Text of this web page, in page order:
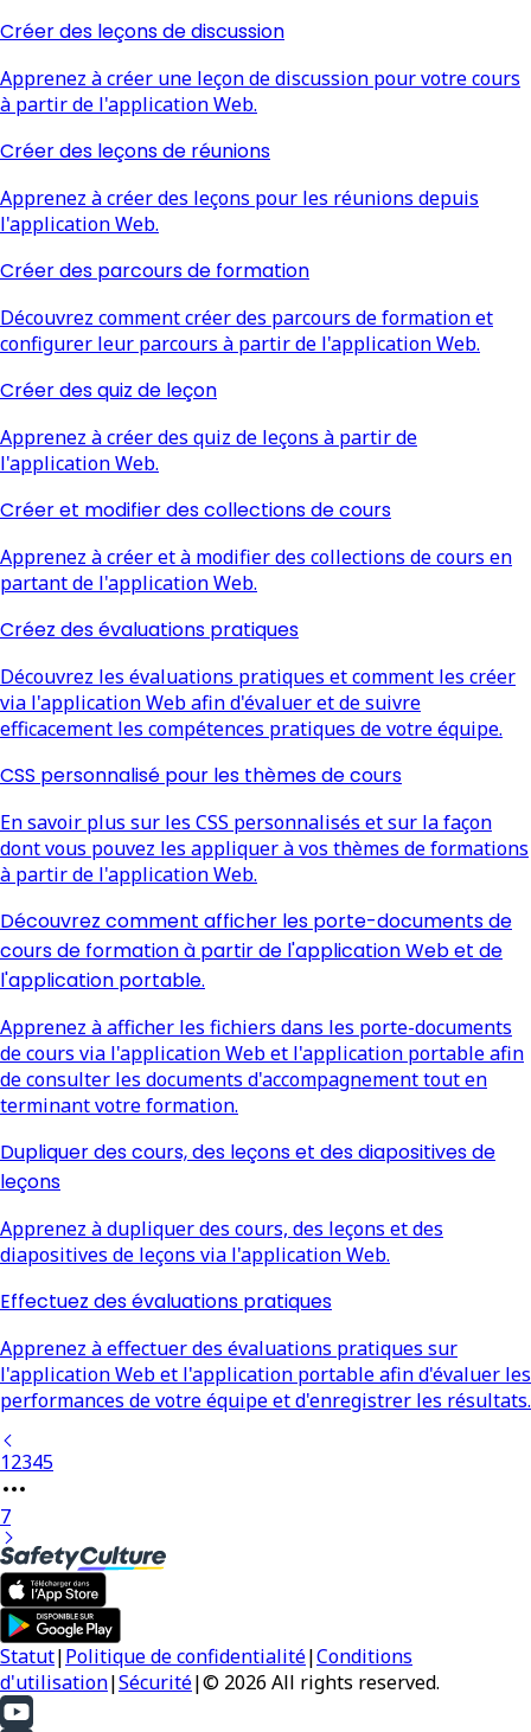
Créer des leçons de discussion
Apprenez à créer une leçon de discussion pour votre cours
à partir de l'application Web.
Créer des leçons de réunions
Apprenez à créer des leçons pour les réunions depuis
l'application Web.
Créer des parcours de formation
Découvrez comment créer des parcours de formation et
configurer leur parcours à partir de l'application Web.
Créer des quiz de leçon
Apprenez à créer des quiz de leçons à partir de
l'application Web.
Créer et modifier des collections de cours
Apprenez à créer et à modifier des collections de cours en
partant de l'application Web.
Créez des évaluations pratiques
Découvrez les évaluations pratiques et comment les créer
via l'application Web afin d'évaluer et de suivre
efficacement les compétences pratiques de votre équipe.
CSS personnalisé pour les thèmes de cours
En savoir plus sur les CSS personnalisés et sur la façon
dont vous pouvez les appliquer à vos thèmes de formations
à partir de l'application Web.
Découvrez comment afficher les porte-documents de
cours de formation à partir de l'application Web et de
l'application portable.
Apprenez à afficher les fichiers dans les porte-documents
de cours via l'application Web et l'application portable afin
de consulter les documents d'accompagnement tout en
terminant votre formation.
Dupliquer des cours, des leçons et des diapositives de
leçons
Apprenez à dupliquer des cours, des leçons et des
diapositives de leçons via l'application Web.
Effectuez des évaluations pratiques
Apprenez à effectuer des évaluations pratiques sur
l'application Web et l'application portable afin d'évaluer les
performances de votre équipe et d'enregistrer les résultats.
12345
7
Statut|Politique de confidentialité|Conditions
d'utilisation|Sécurité|© 2026 All rights reserved.